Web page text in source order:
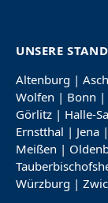
UNSERE
Altenburg |
Wolfen | Bonn |
Görlitz | Halle-
Ernstthal | Jena |
Meißen |
Würzburg |